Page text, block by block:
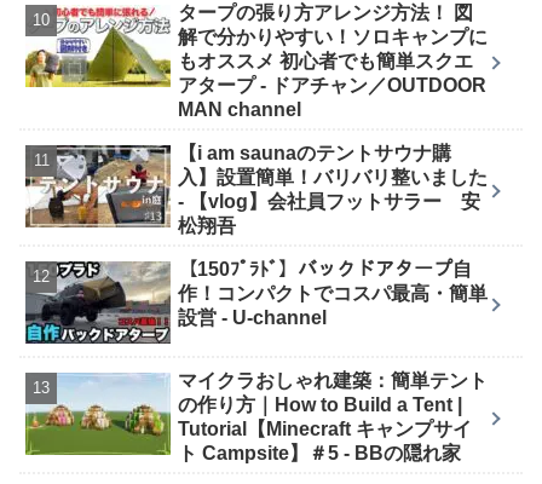
タープの張り方アレンジ方法！ 図
解で分かりやすい！ソロキャンプに
もオススメ 初心者でも簡単スクエ
アタープ - ドアチャン／OUTDOOR
MAN channel
【i am saunaのテントサウナ購
入】設置簡単！バリバリ整いました
- 【vlog】会社員フットサラー 安
松翔吾
【150ﾌﾟﾗﾄﾞ】バックドアタープ自
作！コンパクトでコスパ最高・簡単
設営 - U-channel
マイクラおしゃれ建築：簡単テント
の作り方｜How to Build a Tent |
Tutorial【Minecraft キャンプサイ
ト Campsite】＃5 - BBの隠れ家